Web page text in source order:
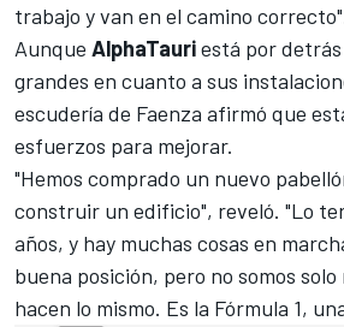
trabajo y van en el camino
Aunque AlphaTauriestá por detrás
grandes en cuanto a sus
escudería de Faenza afirmó que
esfuerzos para mejorar.
"Hemos comprado un nuevo
construir un edificio", reveló. "Lo
años, y hay muchas cosas en
buena posición, pero no somos
hacen lo mismo. Es la Fórmula 1,